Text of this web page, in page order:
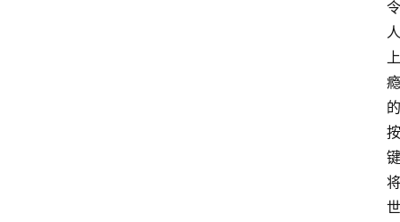
令
人
上
瘾
的
按
键
将
世